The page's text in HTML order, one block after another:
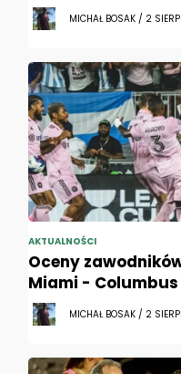
MICHAŁ BOSAK / 2
AKTUALNOŚCI
Oceny
Miami -
MICHAŁ BOSAK / 2